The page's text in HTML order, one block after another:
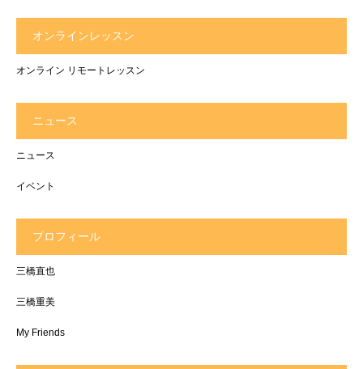
オンラインレッスン
オンライン リモートレッスン
ニュース
ニュース
イベント
プロフィール
三橋直也
三橋重美
My Friends